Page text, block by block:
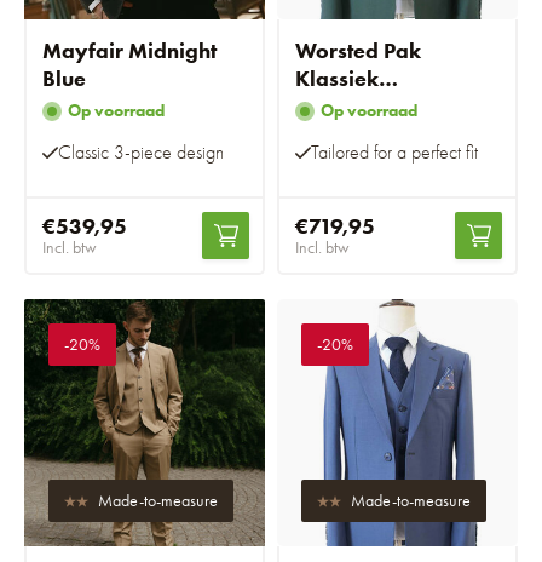
Mayfair Midnight
Blue
Op voorraad
Classic 3-piece design
€539,95
Incl. btw
Worsted Pak
Klassiek
Donkergroen
Op voorraad
Tailored for a perfect fit
€719,95
Incl. btw
-20%
Made-to-measure
-20%
Made-to-measure